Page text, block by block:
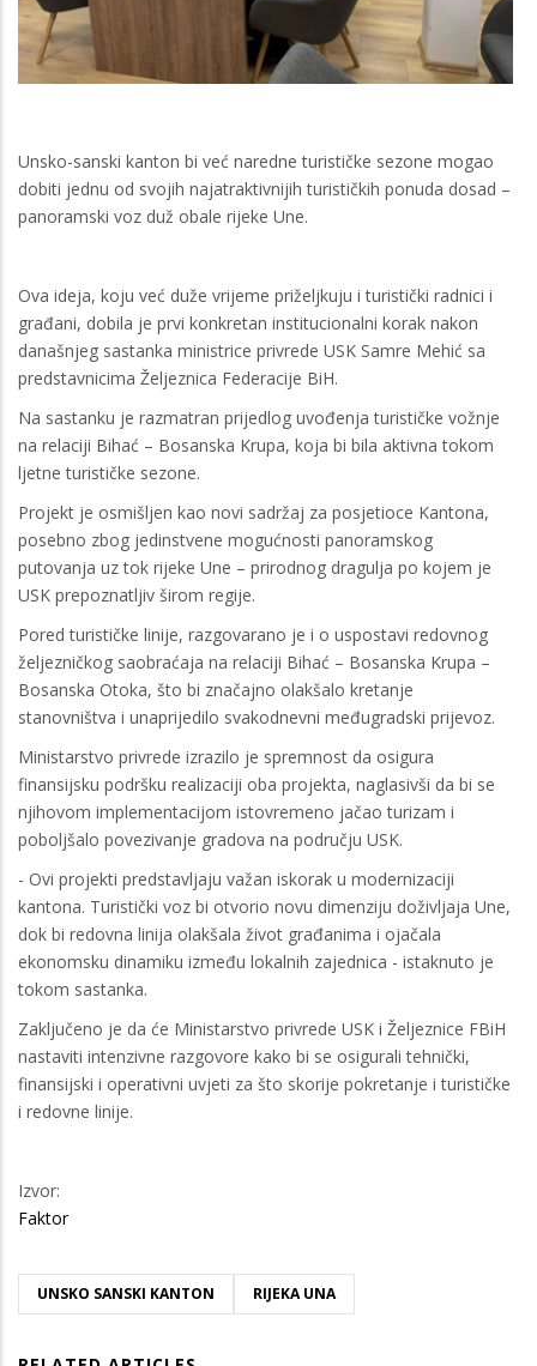
Unsko-sanski kanton bi već naredne turističke sezone mogao
dobiti jednu od svojih najatraktivnijih turističkih ponuda dosad –
panoramski voz duž obale rijeke Une.
Ova ideja, koju već duže vrijeme priželjkuju i turistički radnici i
građani, dobila je prvi konkretan institucionalni korak nakon
današnjeg sastanka ministrice privrede USK Samre Mehić sa
predstavnicima Željeznica Federacije BiH.
Na sastanku je razmatran prijedlog uvođenja turističke vožnje
na relaciji Bihać – Bosanska Krupa, koja bi bila aktivna tokom
ljetne turističke sezone.
Projekt je osmišljen kao novi sadržaj za posjetioce Kantona,
posebno zbog jedinstvene mogućnosti panoramskog
putovanja uz tok rijeke Une – prirodnog dragulja po kojem je
USK prepoznatljiv širom regije.
Pored turističke linije, razgovarano je i o uspostavi redovnog
željezničkog saobraćaja na relaciji Bihać – Bosanska Krupa –
Bosanska Otoka, što bi značajno olakšalo kretanje
stanovništva i unaprijedilo svakodnevni međugradski prijevoz.
Ministarstvo privrede izrazilo je spremnost da osigura
finansijsku podršku realizaciji oba projekta, naglasivši da bi se
njihovom implementacijom istovremeno jačao turizam i
poboljšalo povezivanje gradova na području USK.
- Ovi projekti predstavljaju važan iskorak u modernizaciji
kantona. Turistički voz bi otvorio novu dimenziju doživljaja Une,
dok bi redovna linija olakšala život građanima i ojačala
ekonomsku dinamiku između lokalnih zajednica - istaknuto je
tokom sastanka.
Zaključeno je da će Ministarstvo privrede USK i Željeznice FBiH
nastaviti intenzivne razgovore kako bi se osigurali tehnički,
finansijski i operativni uvjeti za što skorije pokretanje i turističke
i redovne linije.
Izvor:
Faktor
UNSKO SANSKI KANTON RIJEKA UNA